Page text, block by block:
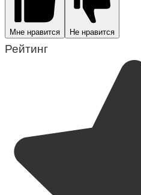
Мне нравится Не нравится
Рейтинг